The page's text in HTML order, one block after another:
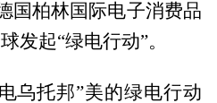
国柏林国际电子消费品
发起“绿电行动”。
乌托邦”美的绿电行动